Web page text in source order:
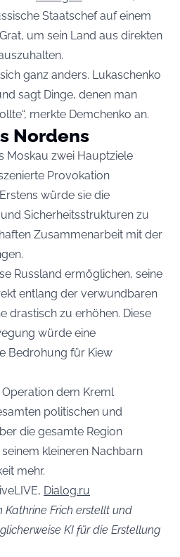
Staatschef auf einem
um sein Land aus direkten
ganz anders. Lukaschenko
sagt Dinge, denen man
merkte Demchenko an.
Nordens
Moskau zwei Hauptziele
Provokation
würde sie die
Sicherheitsstrukturen zu
Zusammenarbeit mit der
Russland ermöglichen, seine
entlang der verwundbaren
drastisch zu erhöhen. Diese
würde eine
Bedrohung für Kiew
dem Kreml
politischen und
die gesamte Region
kleineren Nachbarn
mehr.
Dialog.ru
Kathrine Frich erstellt und
KI für die Erstellung